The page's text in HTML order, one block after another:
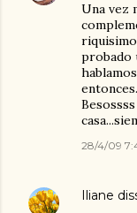
Una vez
riquisimo
probado
28/4/09
Iliane